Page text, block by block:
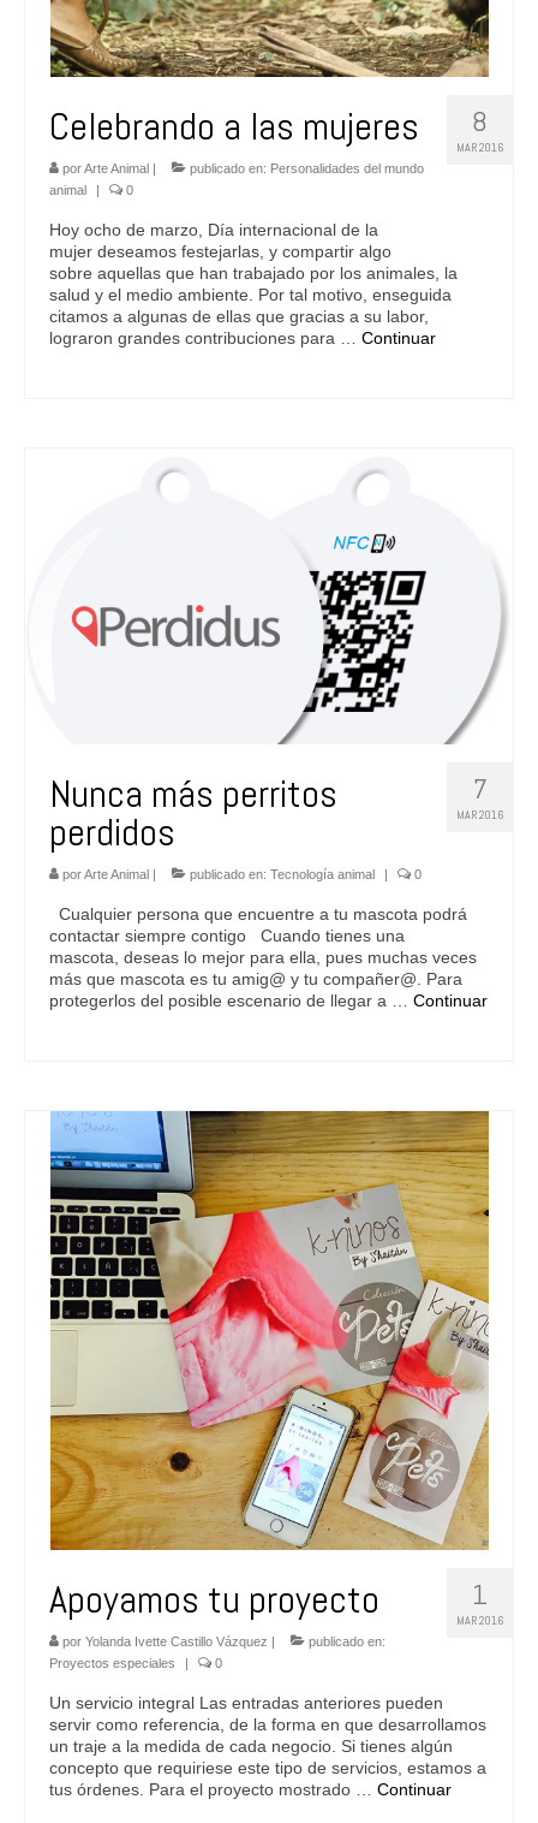
8
MAR 2016
Celebrando a las mujeres
porArte Animal | publicado en: Personalidades del mundo
animal
| 0
Hoy ocho de marzo, Día internacional de la
mujer deseamos festejarlas, y compartir algo
sobre aquellas que han trabajado por los animales, la
salud y el medio ambiente. Por tal motivo, enseguida
citamos a algunas de ellas que gracias a su labor,
lograron grandes contribuciones para … Continuar
7
MAR 2016
Nunca más perritos
perdidos
porArte Animal | publicado en: Tecnología animal | 0
Cualquier persona que encuentre a tu mascota podrá
contactar siempre contigo Cuando tienes una
mascota, deseas lo mejor para ella, pues muchas veces
más que mascota es tu amig@ y tu compañer@. Para
protegerlos del posible escenario de llegar a … Continuar
1
MAR 2016
Apoyamos tu proyecto
por Yolanda Ivette Castillo Vázquez |
publicado en:
Proyectos especiales
| 0
Un servicio integral Las entradas anteriores pueden
servir como referencia, de la forma en que desarrollamos
un traje a la medida de cada negocio. Si tienes algún
concepto que requiriese este tipo de servicios, estamos a
tus órdenes. Para el proyecto mostrado … Continuar